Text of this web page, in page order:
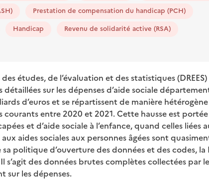
Prestation de compensation du handicap (PCH)
Handicap Revenu de solidarité active (RSA)
études, de l’évaluation et des statistiques
sur les dépenses d’aide sociale
d’euros et se répartissent de manière
courants entre 2020 et 2021. Cette hausse est
et d’aide sociale à l’enfance, quand celles liées
aides sociales aux personnes âgées sont
politique d’ouverture des données et des codes, la
s’agit des données brutes complètes collectées par
sur les dépenses.